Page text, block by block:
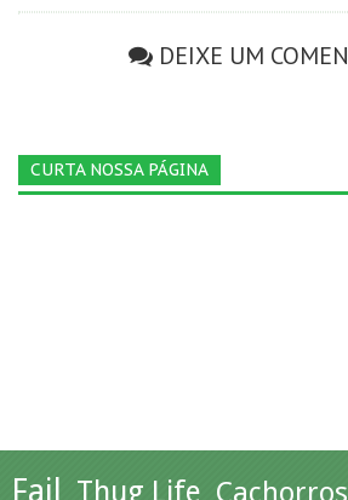
DEIXE UM
CURTA NOSSA PÁGINA
Fail Thug Life Cachorros